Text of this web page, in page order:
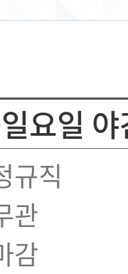
요일
규직
관
감